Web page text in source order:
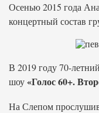
Осенью 2015 года
концертный состав
В 2019 году 70-
шоу«Голос 60+.
На Слепом